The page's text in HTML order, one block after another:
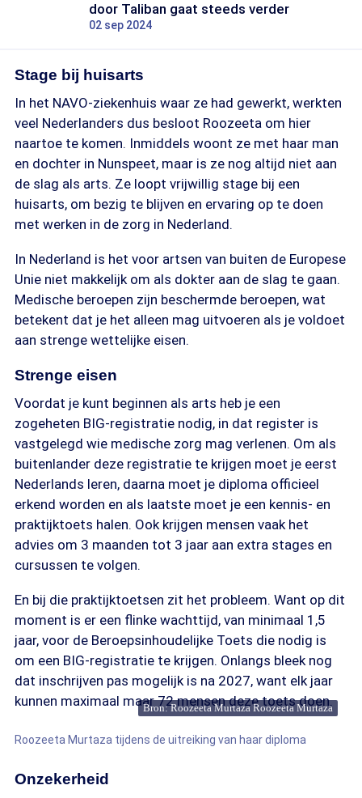
door Taliban gaat steeds verder
02 sep 2024
Stage bij huisarts
In het NAVO-ziekenhuis waar ze had gewerkt, werkten
veel Nederlanders dus besloot Roozeeta om hier
naartoe te komen. Inmiddels woont ze met haar man
en dochter in Nunspeet, maar is ze nog altijd niet aan
de slag als arts. Ze loopt vrijwillig stage bij een
huisarts, om bezig te blijven en ervaring op te doen
met werken in de zorg in Nederland.
In Nederland is het voor artsen van buiten de Europese
Unie niet makkelijk om als dokter aan de slag te gaan.
Medische beroepen zijn beschermde beroepen, wat
betekent dat je het alleen mag uitvoeren als je voldoet
aan strenge wettelijke eisen.
Strenge eisen
Voordat je kunt beginnen als arts heb je een
zogeheten BIG-registratie nodig, in dat register is
vastgelegd wie medische zorg mag verlenen. Om als
buitenlander deze registratie te krijgen moet je eerst
Nederlands leren, daarna moet je diploma officieel
erkend worden en als laatste moet je een kennis- en
praktijktoets halen. Ook krijgen mensen vaak het
advies om 3 maanden tot 3 jaar aan extra stages en
cursussen te volgen.
En bij die praktijktoetsen zit het probleem. Want op dit
moment is er een flinke wachttijd, van minimaal 1,5
jaar, voor de Beroepsinhoudelijke Toets die nodig is
om een BIG-registratie te krijgen. Onlangs bleek nog
dat inschrijven pas mogelijk is na 2027, want elk jaar
kunnen maximaal maar 72 mensen deze toets doen.
Bron: Roozeeta Murtaza Roozeeta Murtaza
Roozeeta Murtaza tijdens de uitreiking van haar diploma
Onzekerheid